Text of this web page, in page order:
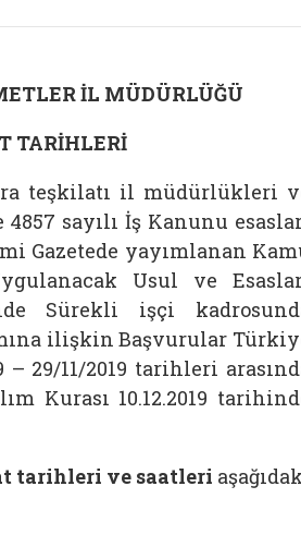
İL MÜDÜRLÜĞÜ
TARİHLERİ
teşkilatı il müdürlükleri
sayılı İş Kanunu
Gazetede yayımlanan
Usul ve
Sürekli işçi
ilişkin Başvurular
29/11/2019 tarihleri
Kurası 10.12.2019
tarihleri ve saatleri